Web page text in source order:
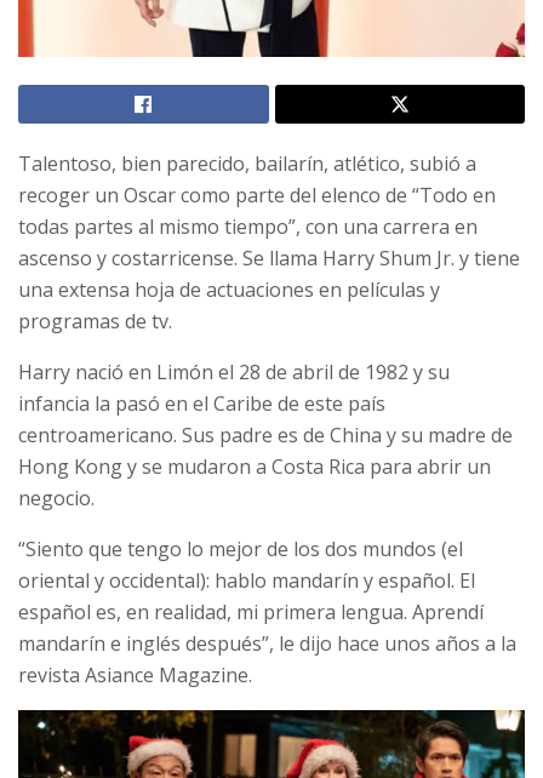
Talentoso, bien parecido, bailarín, atlético, subió a
recoger un Oscar como parte del elenco de “Todo en
todas partes al mismo tiempo”, con una carrera en
ascenso y costarricense. Se llama Harry Shum Jr. y tiene
una extensa hoja de actuaciones en películas y
programas de tv.
Harry nació en Limón el 28 de abril de 1982 y su
infancia la pasó en el Caribe de este país
centroamericano. Sus padre es de China y su madre de
Hong Kong y se mudaron a Costa Rica para abrir un
negocio.
“Siento que tengo lo mejor de los dos mundos (el
oriental y occidental): hablo mandarín y español. El
español es, en realidad, mi primera lengua. Aprendí
mandarín e inglés después”, le dijo hace unos años a la
revista Asiance Magazine.